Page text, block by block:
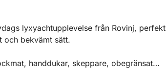
lyxyachtupplevelse från Rovinj, perfekt
och bekvämt sätt.
handdukar, skeppare, obegränsat